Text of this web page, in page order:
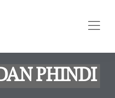
PHINDI